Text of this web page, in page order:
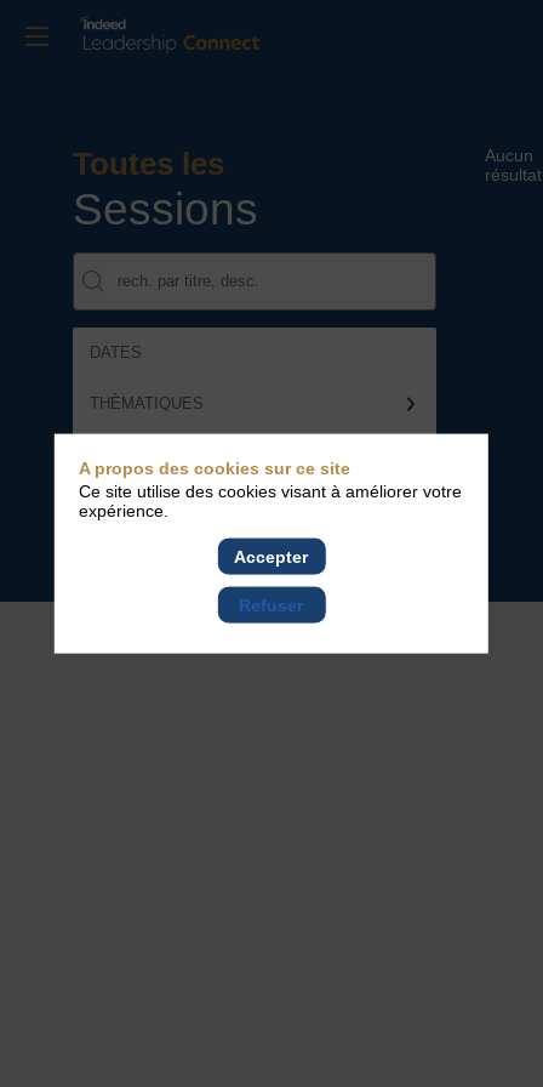
Toutes les
Sessions
DATES
THÈMATIQUES
Aucun
résultat
A propos des cookies sur ce site
Ce site utilise des cookies visant à améliorer votre
expérience.
Accepter
Refuser